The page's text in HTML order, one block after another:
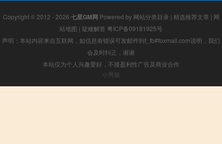
Copyright © 2012 - 2026 七星GM网 Powered by 网站分类目录 | 精选推荐文章 | 网
站地图 | 疑难解答 粤ICP备09181925号
声明：本站内容来自互联网，如信息有错误可发邮件到f_fb#foxmail.com说明，我们
会及时纠正，谢谢
本站仅为个人兴趣爱好，不接盈利性广告及商业合作
小男孩